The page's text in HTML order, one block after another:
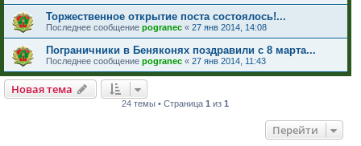
Торжественное открытие поста состоялось!...
Последнее сообщение pogranec « 27 янв 2014, 14:08
Пограничники в Беняконях поздравили с 8 марта...
Последнее сообщение pogranec « 27 янв 2014, 11:43
Новая тема
24 темы • Страница1 из1
Перейти